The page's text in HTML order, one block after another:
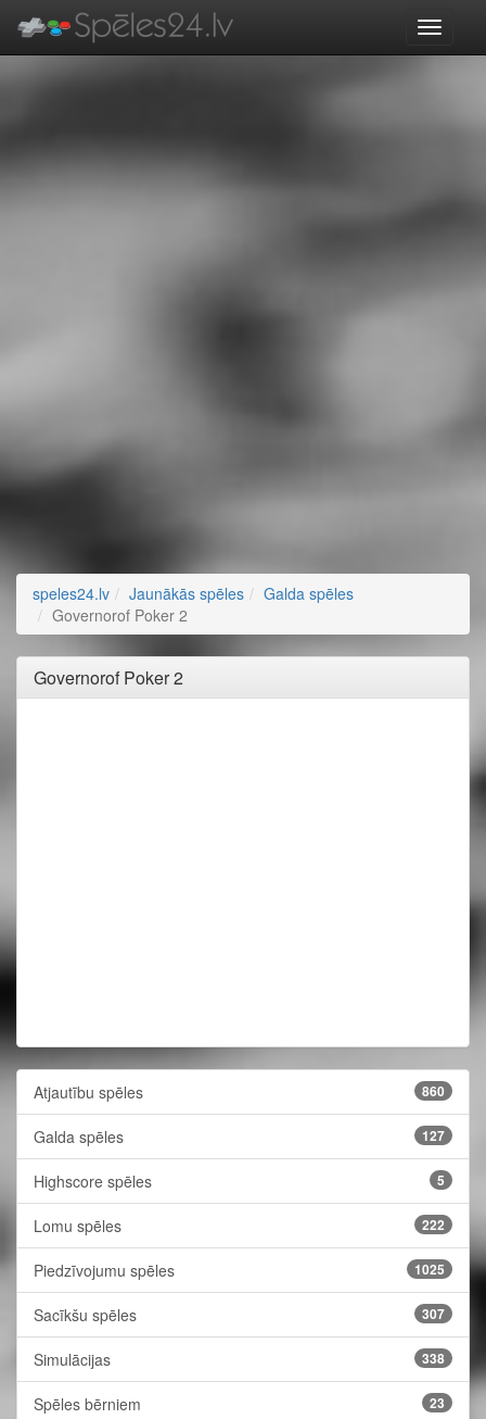
speles24.lv Jaunākās spēles
Galda spēles
Governorof Poker 2
Governorof Poker 2
Atjautību spēles 860
Galda spēles 127
Highscore spēles 5
Lomu spēles 222
Piedzīvojumu spēles 1025
Sacīkšu spēles 307
Simulācijas 338
Spēles bērniem 23